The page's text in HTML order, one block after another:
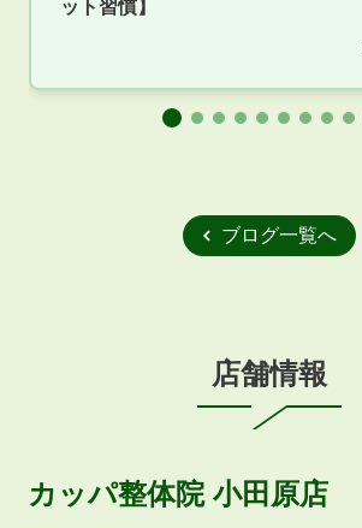
ット習慣】
ブログ一覧へ
店舗情報
カッパ整体院 小田原店